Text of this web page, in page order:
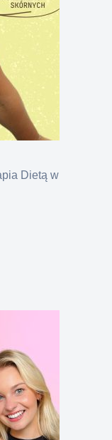
Dietą w